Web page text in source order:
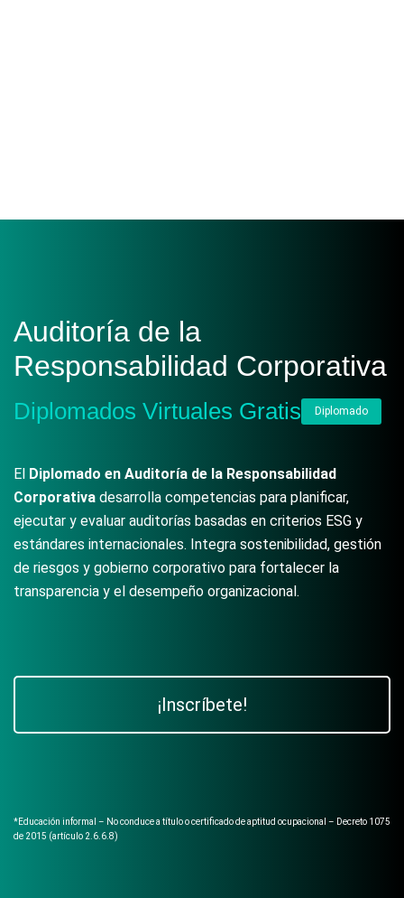
Auditoría de la
Responsabilidad Corporativa
Diplomados Virtuales Gratis Diplomado
El Diplomado en Auditoría de la Responsabilidad
Corporativa desarrolla competencias para planificar,
ejecutar y evaluar auditorías basadas en criterios ESG y
estándares internacionales. Integra sostenibilidad, gestión
de riesgos y gobierno corporativo para fortalecer la
transparencia y el desempeño organizacional.
¡Inscríbete!
*Educación informal – No conduce a título o certificado de aptitud ocupacional – Decreto 1075
de 2015 (artículo 2.6.6.8)